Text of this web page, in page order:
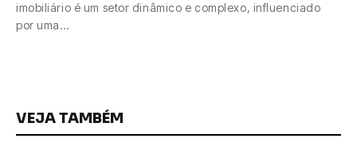
imobiliário é um setor dinâmico e complexo, influenciado
por uma…
VEJA TAMBÉM